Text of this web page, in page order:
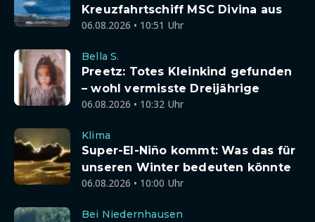
Kreuzfahrtschiff MSC Divina aus
06.08.2026 • 10:51 Uhr
Bella S.
Preetz: Totes Kleinkind gefunden
– wohl vermisste Dreijährige
06.08.2026 • 10:32 Uhr
Klima
Super-El-Niño kommt: Was das für
unseren Winter bedeuten könnte
06.08.2026 • 10:00 Uhr
Bei Niedernhausen